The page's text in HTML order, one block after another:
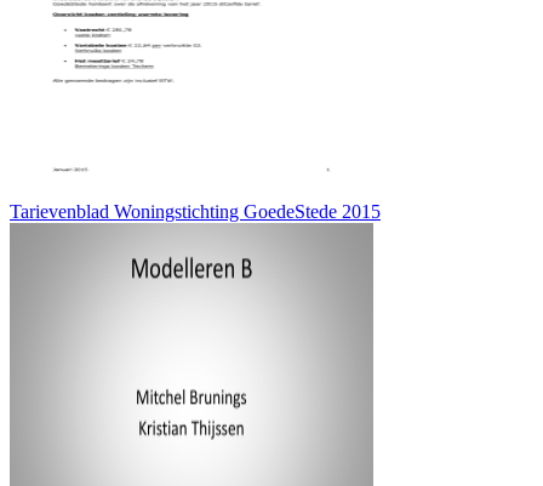
Tarievenblad Woningstichting GoedeStede 2015